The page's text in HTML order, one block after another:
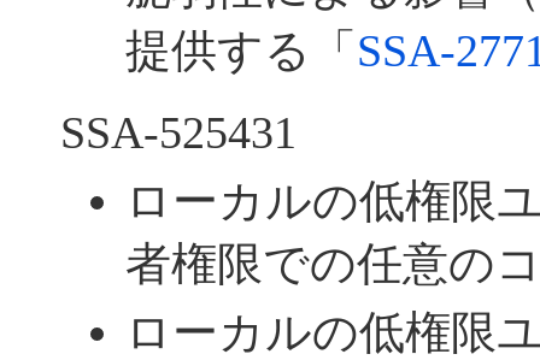
提供する「 SSA-
SSA-525431
ローカルの低権限
者権限での任意の
ローカルの低権限